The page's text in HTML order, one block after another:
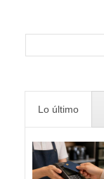
Lo último